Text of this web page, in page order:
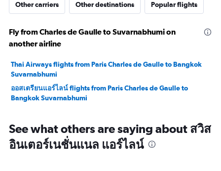
Other carriers Other destinations Popular flights
Fly from Charles de Gaulle to Suvarnabhumi on
another airline
Thai Airways flights from Paris Charles de Gaulle to Bangkok
Suvarnabhumi
ออสเตรียนแอร์ไลน์ flights from Paris Charles de Gaulle to
Bangkok Suvarnabhumi
See what others are saying about สวิส
อินเตอร์เนชั่นแนล แอร์ไลน์